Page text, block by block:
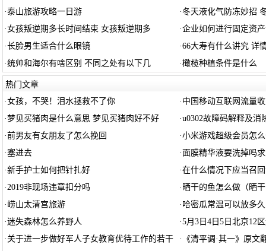
·泰山旅游攻略一日游 ·冬天液化气防冻妙招
·女孩叛逆期多长时间结束 女孩叛逆期多 ·企业如何进行固定资
·长脸男生适合什么眼镜 ·66大寿有什么讲究 详
·统帅和海尔有啥区别 不同之处有以下几 ·橄榄种植条件是什么
热门文章
·女孩，不哭！泪水拯救不了你 · 中国移动互联网流量
·梦见买猪肉是什么意思 梦见买猪肉好不好 ·u0302故障码解释及消
·前男友有女朋友了怎么挽回 ·小米游戏超级会员怎
·塞进去 · 面膜精华液要洗掉吗
·新手护士如何把针扎好 ·在什么情况下应当召
·2019非现场违章扣分吗 · 晒干的鱼怎么做（晒
· 崂山太清宫旅游 · 哈密瓜常温可以放多
·迷失森林怎么养野人 ·5月3日4日5日北京12
· 关于进一步做好军人子女教育优待工作的若干 · 《清平调·其一》原文